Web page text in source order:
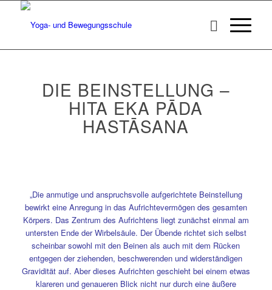
DIE BEINSTELLUNG –
HITA EKA PĀDA
HASTĀSANA
„Die anmutige und anspruchsvolle aufgerichtete Beinstellung
bewirkt eine Anregung in das Aufrichtevermögen des gesamten
Körpers. Das Zentrum des Aufrichtens liegt zunächst einmal am
untersten Ende der Wirbelsäule. Der Übende richtet sich selbst
scheinbar sowohl mit den Beinen als auch mit dem Rücken
entgegen der ziehenden, beschwerenden und widerständigen
Gravidität auf. Aber dieses Aufrichten geschieht bei einem etwas
klareren und genaueren Blick nicht nur durch eine äußere